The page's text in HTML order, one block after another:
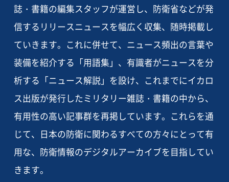
誌・書籍の編集スタッフが運営し、防衛省などが発
信するリリースニュースを幅広く収集、随時掲載し
ていきます。これに併せて、ニュース頻出の言葉や
装備を紹介する「用語集」、有識者がニュースを分
析する「ニュース解説」を設け、これまでにイカロ
ス出版が発行したミリタリー雑誌・書籍の中から、
有用性の高い記事群を再掲しています。これらを通
じて、日本の防衛に関わるすべての方々にとって有
用な、防衛情報のデジタルアーカイブを目指してい
きます。